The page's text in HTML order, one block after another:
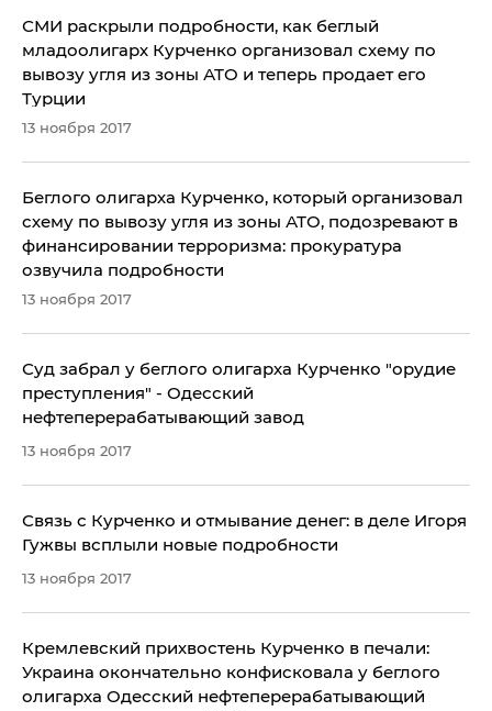
СМИ раскрыли подробности, как беглый
младоолигарх Курченко организовал схему по
вывозу угля из зоны АТО и теперь продает его
Турции
13 ноября 2017
Беглого олигарха Курченко, который организовал
схему по вывозу угля из зоны АТО, подозревают в
финансировании терроризма: прокуратура
озвучила подробности
13 ноября 2017
Суд забрал у беглого олигарха Курченко "орудие
преступления" - Одесский
нефтеперерабатывающий завод
13 ноября 2017
Связь с Курченко и отмывание денег: в деле Игоря
Гужвы всплыли новые подробности
13 ноября 2017
Кремлевский прихвостень Курченко в печали:
Украина окончательно конфисковала у беглого
олигарха Одесский нефтеперерабатывающий